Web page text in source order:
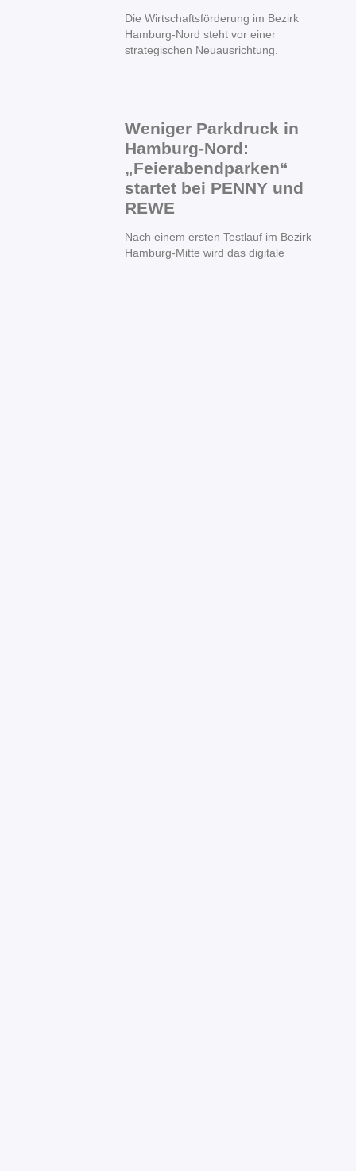
Die Wirtschaftsförderung im Bezirk
Hamburg-Nord steht vor einer
strategischen Neuausrichtung.
Weniger Parkdruck in
Hamburg-Nord:
„Feierabendparken“
startet bei PENNY und
REWE
Nach einem ersten Testlauf im Bezirk
Hamburg-Mitte wird das digitale